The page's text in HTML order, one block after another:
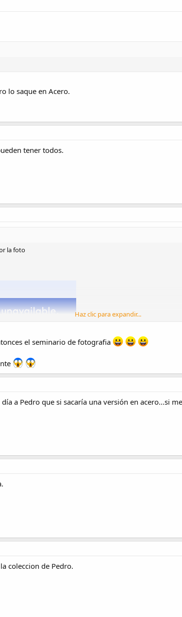
lo saque en Acero.
tener todos.
la foto
Haz clic para expandir...
el seminario de fotografia
a Pedro que si sacaría una versión en acero...si
coleccion de Pedro.